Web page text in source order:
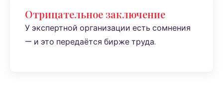
Отрицательное заключение
У экспертной организации есть сомнения
— и это передаётся бирже труда.